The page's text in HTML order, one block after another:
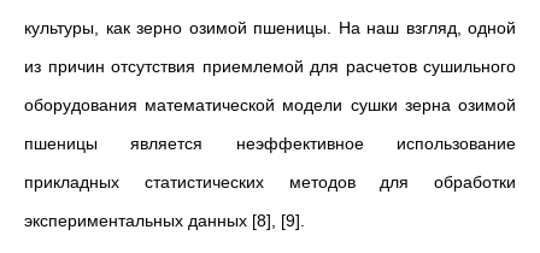
культуры, как зерно озимой пшеницы. На наш взгляд, одной
из причин отсутствия приемлемой для расчетов сушильного
оборудования математической модели сушки зерна озимой
пшеницы является неэффективное использование
прикладных статистических методов для обработки
экспериментальных данных [8], [9].